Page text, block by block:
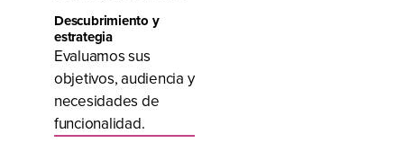
Descubrimiento y
estrategia
Evaluamos sus
objetivos, audiencia y
necesidades de
funcionalidad.